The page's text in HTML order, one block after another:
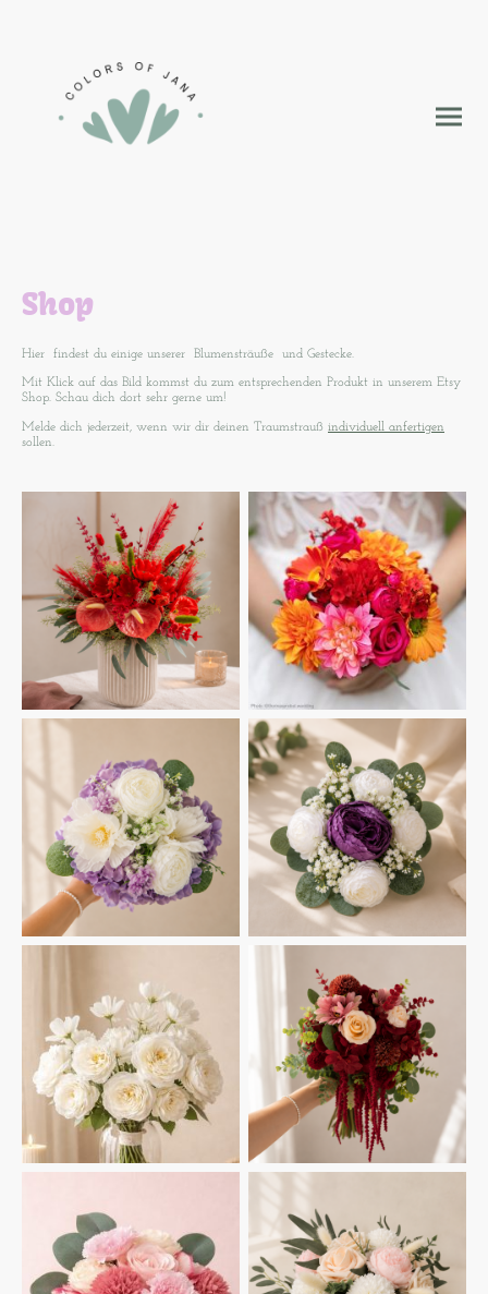
Shop
Hier findest du einige unserer Blumensträuße und Gestecke.
Mit Klick auf das Bild kommst du zum entsprechenden Produkt in unserem Etsy
Shop. Schau dich dort sehr gerne um!
Melde dich jederzeit, wenn wir dir deinen Traumstrauß individuell anfertigen
sollen.